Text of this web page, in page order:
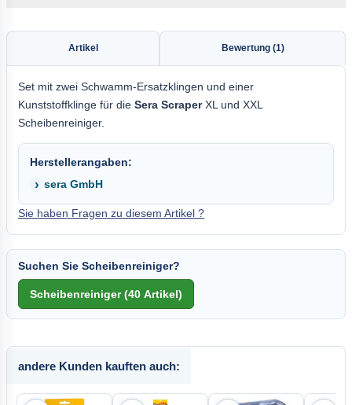
Artikel Bewertung (1)
Set mit zwei Schwamm-Ersatzklingen und einer
Kunststoffklinge für die Sera ScraperXL und XXL
Scheibenreiniger.
Herstellerangaben:
sera GmbH
Sie haben Fragen zu diesem Artikel ?
Suchen Sie Scheibenreiniger?
andere Kunden kauften auch: